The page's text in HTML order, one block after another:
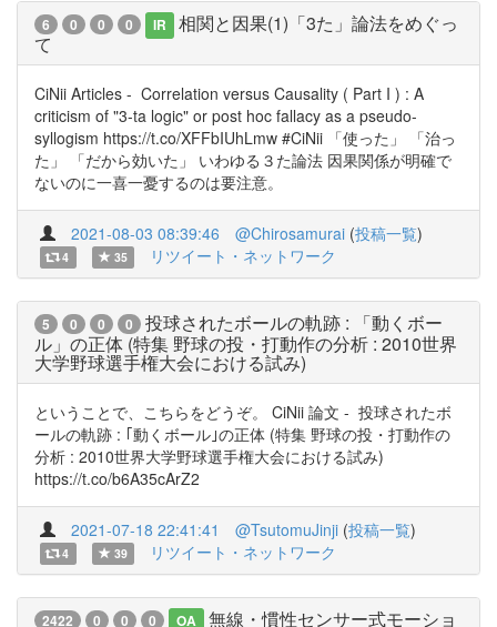
6 0 0 0 IR
相関と因果(1)「3た」論法をめぐっ
て
CiNii Articles - Correlation versus Causality ( Part I ) : A
criticism of "3-ta logic" or post hoc fallacy as a pseudo-
syllogism https://t.co/XFFbIUhLmw #CiNii 「使った」 「治っ
た」 「だから効いた」 いわゆる３た論法 因果関係が明確で
ないのに一喜一憂するのは要注意。
2021-08-03 08:39:46 @Chirosamurai (投稿一覧)
4 35 リツイート・ネットワーク
5 0 0 0
投球されたボールの軌跡 : 「動くボー
ル」の正体 (特集 野球の投・打動作の分析 : 2010世界
大学野球選手権大会における試み)
ということで、こちらをどうぞ。 CiNii 論文 - 投球されたボ
ールの軌跡 : ｢動くボール｣の正体 (特集 野球の投・打動作の
分析 : 2010世界大学野球選手権大会における試み)
https://t.co/b6A35cArZ2
2021-07-18 22:41:41 @TsutomuJinji (投稿一覧)
4 39 リツイート・ネットワーク
2422 0 0 0 OA
無線・慣性センサー式モーショ